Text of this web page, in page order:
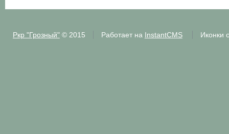
Ркр "Грозный"© 2015 Работает на InstantCMS Иконки